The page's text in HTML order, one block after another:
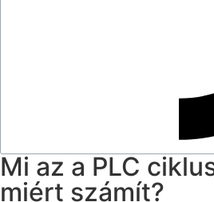
Mi az a PLC
miért számít?